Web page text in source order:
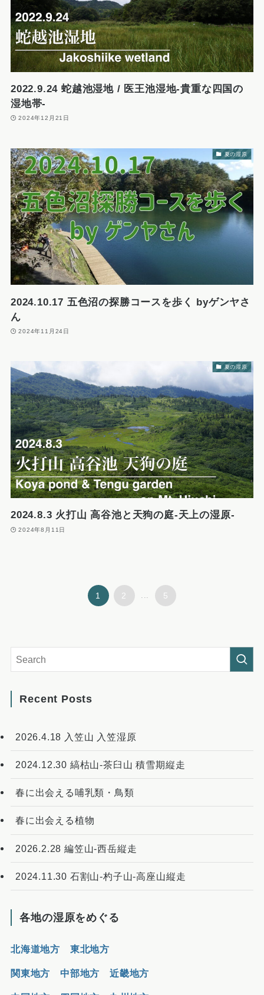
2022.9.24 蛇越池湿地 / 医王池湿地-貴重な四国の
湿地帯-
2024年12月21日
夏の湿原
2024.10.17 五色沼の探勝コースを歩く byゲンヤさ
ん
2024年11月24日
夏の湿原
2024.8.3 火打山 高谷池と天狗の庭-天上の湿原-
2024年8月11日
1 2 ... 5
Recent Posts
2026.4.18 入笠山 入笠湿原
2024.12.30 縞枯山-茶臼山 積雪期縦走
春に出会える哺乳類・鳥類
春に出会える植物
2026.2.28 編笠山-西岳縦走
2024.11.30 石割山-杓子山-高座山縦走
各地の湿原をめぐる
北海道地方 東北地方
関東地方 中部地方 近畿地方